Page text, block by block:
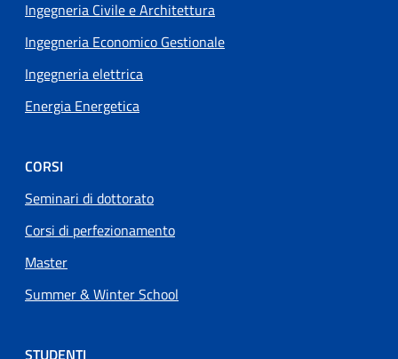
Ingegneria Civile e Architettura
Ingegneria Economico Gestionale
Ingegneria elettrica
Energia Energetica
CORSI
Seminari di dottorato
Corsi di perfezionamento
Master
Summer & Winter School
STUDENTI